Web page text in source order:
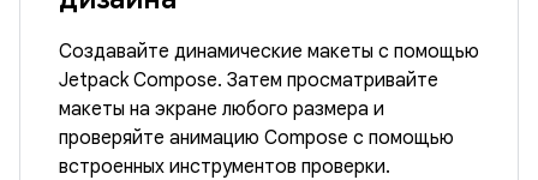
Создавайте динамические макеты с помощью
Jetpack Compose. Затем просматривайте
макеты на экране любого размера и
проверяйте анимацию Compose с помощью
встроенных инструментов проверки.